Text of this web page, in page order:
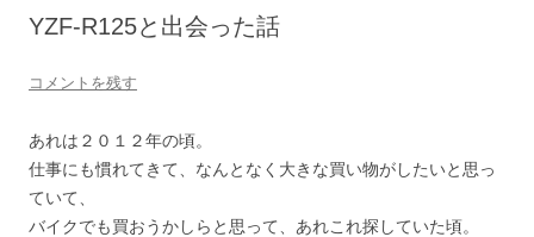
YZF-R125と出会った話
コメントを残す
あれは２０１２年の頃。
仕事にも慣れてきて、なんとなく大きな買い物がしたいと思っ
ていて、
バイクでも買おうかしらと思って、あれこれ探していた頃。